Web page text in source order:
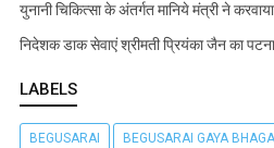
युनानी चिकित्सा के अंतर्गत मानिये मंत्री ने
निदेशक डाक सेवाएं श्रीमती प्रियंका जैन का पटना
LABELS
BEGUSARAI BEGUSARAI GAYA